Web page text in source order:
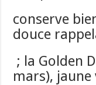
conserve
douce
; la Golden
mars),